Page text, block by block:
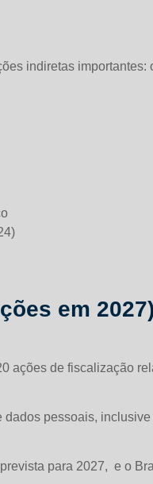
indiretas
em 2027)
ações de fiscalização
pessoais,
para 2027, e o